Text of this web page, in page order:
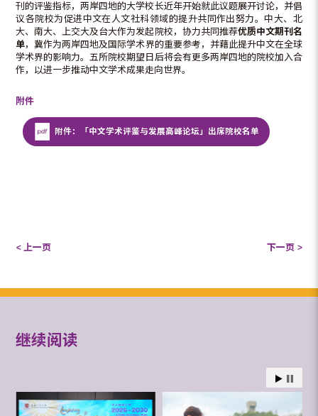
刊的评鉴指标，两岸四地的大学校长近年开始就此议题展开讨论，并倡
议各院校为促进中文在人文社科领域的提升共同作出努力。中大、北
大、南大、上交大及台大作为发起院校，协力共同推荐优质中文期刊名
单，冀作为两岸四地及国际学术界的重要参考，并藉此提升中文在全球
学术界的影响力。五所院校期望日后将会有更多两岸四地的院校加入合
作，以进一步推动中文学术成果走向世界。
附件
附件：「中文学术评鉴与发展高峰论坛」出席院校名单
< 上一页 下一页 >
继续阅读